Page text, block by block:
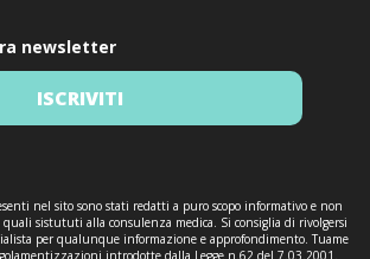
newsletter
ISCRIVITI
nel sito sono stati redatti a puro scopo informativo e non
quali sistututi alla consulenza medica. Si consiglia di rivolgersi
per qualunque informazione e approfondimento. Tuame
introdotte dalla Legge n.62 del 7.03.2001.